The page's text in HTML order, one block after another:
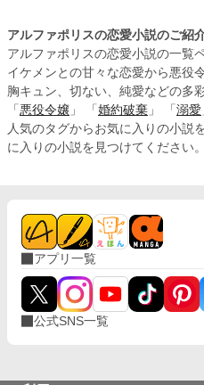
アルファポリスの恋愛小説のご紹
アルファポリスの恋愛小説の一覧
イケメンとの甘々な恋愛から悪役
胸キュン、切ない、純愛などの多
「 悪役令嬢 」 「 婚約破棄 」 「 溺愛
人気のタグからお気に入りの小説
に入りの小説を見つけてください。
アプリ一覧
公式SNS一覧